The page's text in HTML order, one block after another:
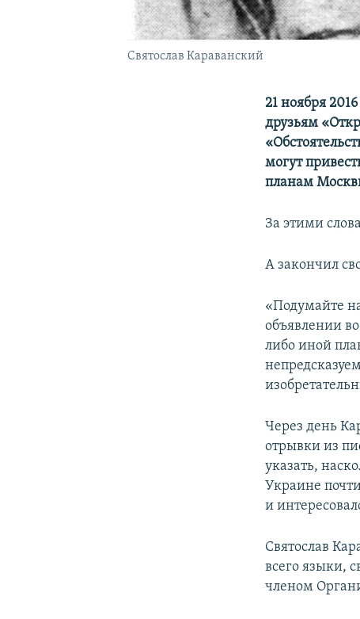
Святослав Караванский
21 ноября
друзьям
могут
планам
За этими
А закончил
«Подумайте
объявлении
либо иной
Через день
отрывки из
указать,
Украине
и
Святослав
всего языки,
членом